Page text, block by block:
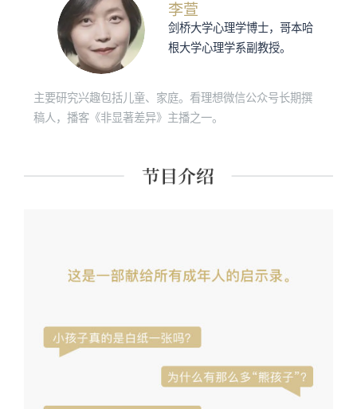
李萱
剑桥大学心理学博士，哥本哈
根大学心理学系副教授。
主要研究兴趣包括儿童、家庭。看理想微信公众号长期撰
稿人，播客《非显著差异》主播之一。